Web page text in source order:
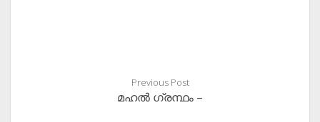
Previous Post
മഹല്‍ ഗ്രന്ഥം –